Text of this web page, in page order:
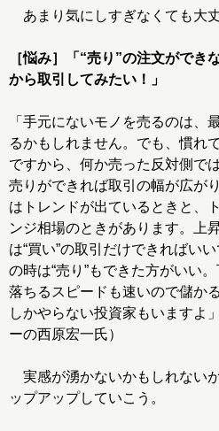
あまり気にしすぎなくても大丈
［悩み］「“売り”の注文ができ
から取引してみたい！」
「手元にないモノを売るのは、
るかもしれません。でも、慣れ
ですから、何か売った反対側で
売りができれば取引の幅が広が
はトレンドが出ているときと、
ンジ相場のときがあります。上
は“買い”の取引だけできればい
の時は“売り”もできた方がいい
落ちるスピードも速いので儲か
しかやらない投資家もいますよ
ーの西原宏一氏）
実感が湧かないかもしれない
ップアップしていこう。